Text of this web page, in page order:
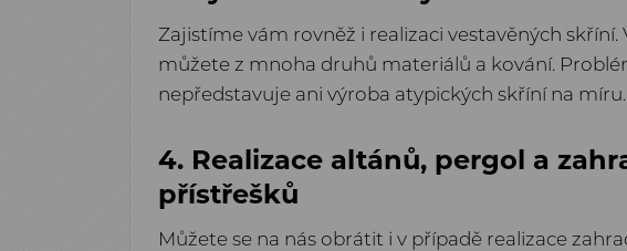
Zajistíme vám rovněž i realizaci vestavěných skříní.
můžete z mnoha druhů materiálů a kování.
nepředstavuje ani výroba atypických skříní na míru.
4. Realizace altánů, pergol a
přístřešků
Můžete se na nás obrátit i v případě realizace